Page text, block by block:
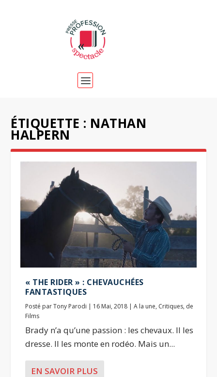
ÉTIQUETTE : NATHAN
HALPERN
« THE RIDER » : CHEVAUCHÉES
FANTASTIQUES
Posté parTony Parodi | 16 Mai, 2018 |A la une, Critiques, de
Films
Brady n’a qu’une passion : les chevaux. Il les
dresse. Il les monte en rodéo. Mais un...
EN SAVOIR PLUS